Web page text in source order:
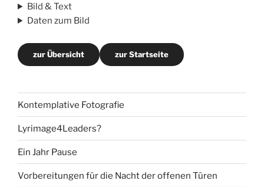
Bild & Text
Daten zum Bild
zur Übersicht zur Startseite
Kontemplative Fotografie
Lyrimage4Leaders?
Ein Jahr Pause
Vorbereitungen für die Nacht der offenen Türen